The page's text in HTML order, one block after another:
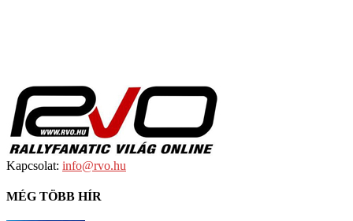
Kapcsolat: info@rvo.hu
MÉG TÖBB HÍR